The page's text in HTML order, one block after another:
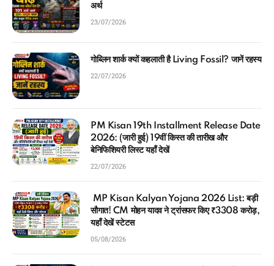
अर्थ
23/07/2026
गोब्लिन शार्क क्यों कहलाती है Living Fossil? जानें रहस्य
22/07/2026
PM Kisan 19th Installment Release Date
2026: (जारी हुई) 19वीं किस्त की तारीख और
बेनिफिशियरी लिस्ट यहाँ देखें
22/07/2026
MP Kisan Kalyan Yojana 2026 List: बड़ी
सौगात! CM मोहन यादव ने ट्रांसफर किए ₹3308 करोड़,
यहाँ देखें स्टेटस
05/08/2026